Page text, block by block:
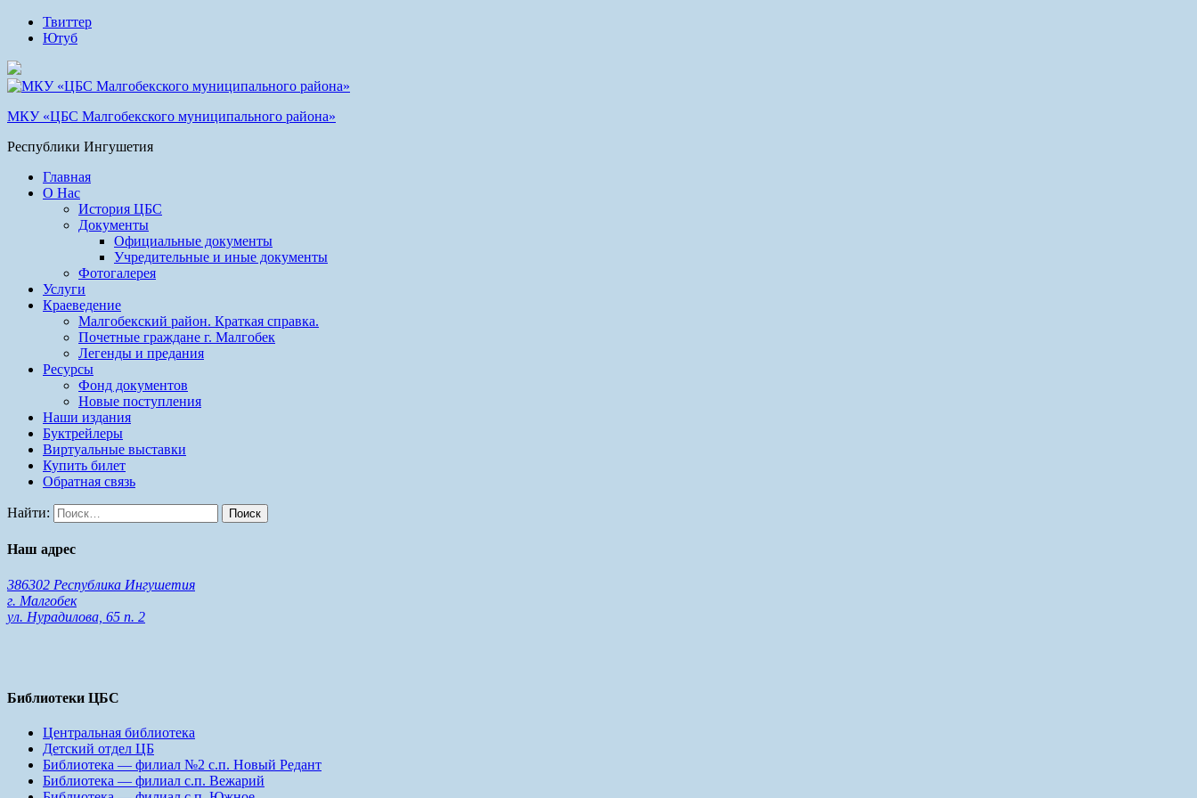
Твиттер
Ютуб
МКУ «ЦБС Малгобекского муниципального района»
Республики Ингушетия
Главная
О Нас
История ЦБС
Документы
Официальные документы
Учредительные и иные документы
Фотогалерея
Услуги
Краеведение
Малгобекский район. Краткая справка.
Почетные граждане г. Малгобек
Легенды и предания
Ресурсы
Фонд документов
Новые поступления
Наши издания
Буктрейлеры
Виртуальные выставки
Купить билет
Обратная связь
Найти:
Наш адрес
386302 Республика Ингушетия
г. Малгобек
ул. Нурадилова, 65 п. 2
Библиотеки ЦБС
Центральная библиотека
Детский отдел ЦБ
Библиотека — филиал №2 с.п. Новый Редант
Библиотека — филиал с.п. Вежарий